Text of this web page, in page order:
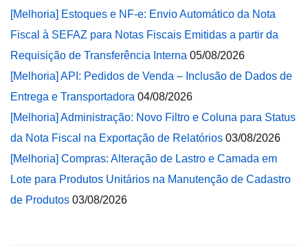
[Melhoria] Estoques e NF-e: Envio Automático da Nota
Fiscal à SEFAZ para Notas Fiscais Emitidas a partir da
Requisição de Transferência Interna 05/08/2026
[Melhoria] API: Pedidos de Venda – Inclusão de Dados de
Entrega e Transportadora 04/08/2026
[Melhoria] Administração: Novo Filtro e Coluna para Status
da Nota Fiscal na Exportação de Relatórios 03/08/2026
[Melhoria] Compras: Alteração de Lastro e Camada em
Lote para Produtos Unitários na Manutenção de Cadastro
de Produtos 03/08/2026